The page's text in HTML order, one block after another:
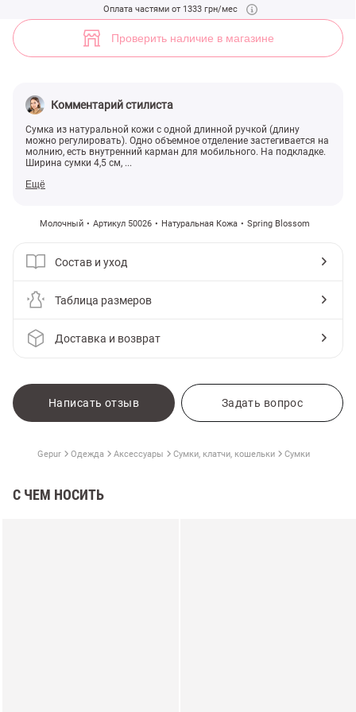
Оплата частями от 1333 грн/мес
Проверить наличие в магазине
Комментарий стилиста
Сумка из натуральной кожи с одной длинной ручкой (длину
можно регулировать). Одно объемное отделение застегивается на
молнию, есть внутренний карман для мобильного. На подкладке.
Ширина сумки 4,5 см, ...
Ещё
Молочный Артикул 50026 Натуральная Кожа Spring Blossom
Состав и уход
Таблица размеров
Доставка и возврат
Написать отзыв Задать вопрос
Gepur Одежда Аксессуары Сумки, клатчи, кошельки Сумки
С ЧЕМ НОСИТЬ
Молочная сумка из натуральной кожи с длинной ручкой (арт.